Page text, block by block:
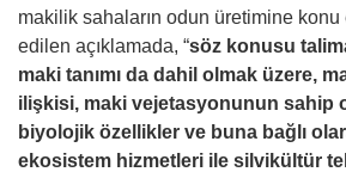
makilik sahaların odun üretimine
edilen açıklamada, “söz konusu
maki tanımı da dahil olmak üzere,
ilişkisi, maki vejetasyonunun sahip
biyolojik özellikler ve buna bağlı
ekosistem hizmetleri ile silvikültür